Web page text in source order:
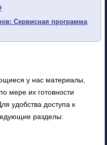
Сервисная программа
у нас материалы,
мере их готовности
удобства доступа к
разделы: